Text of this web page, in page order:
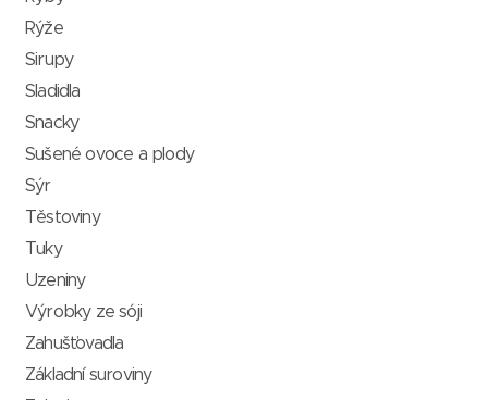
Rýže
Sirupy
Sladidla
Snacky
Sušené ovoce a plody
Sýr
Těstoviny
Tuky
Uzeniny
Výrobky ze sóji
Zahušťovadla
Základní suroviny